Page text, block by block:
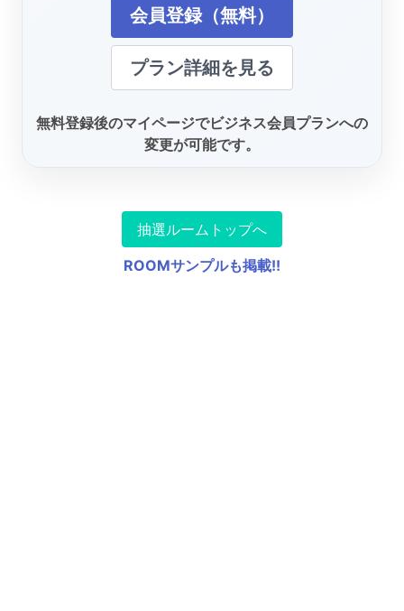
会員登録（無料）
プラン詳細を見る
無料登録後のマイページでビジネス会員プランへの
変更が可能です。
抽選ルームトップへ
ROOMサンプルも掲載!!